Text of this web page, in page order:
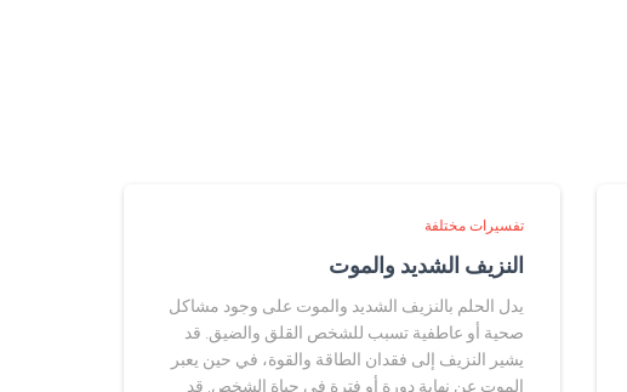
تفسيرات مختلفة
النزيف الشديد والموت
يدل الحلم بالنزيف الشديد والموت على وجود مشاكل
صحية أو عاطفية تسبب للشخص القلق والضيق. قد
يشير النزيف إلى فقدان الطاقة والقوة، في حين يعبر
الموت عن نهاية دورة أو فترة في حياة الشخص. قد